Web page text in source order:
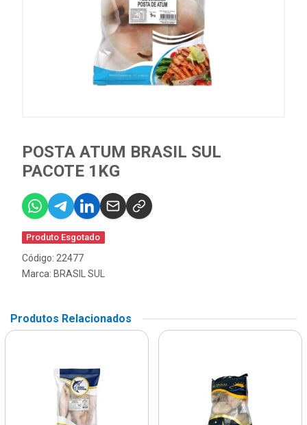
POSTA ATUM BRASIL SUL
PACOTE 1KG
Produto Esgotado
Código: 22477
Marca: BRASIL SUL
Produtos Relacionados